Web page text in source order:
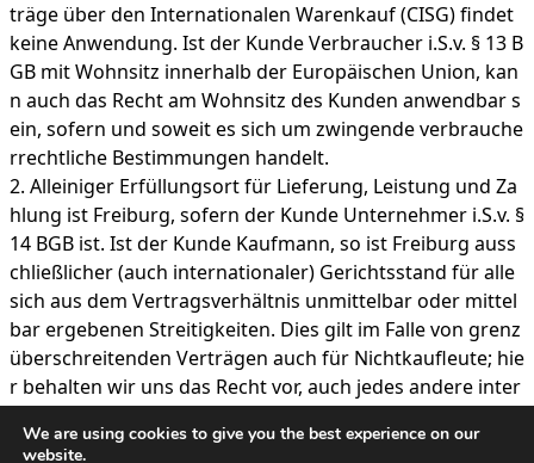
träge über den Internationalen Warenkauf (CISG) findet
keine Anwendung. Ist der Kunde Verbraucher i.S.v. § 13 B
GB mit Wohnsitz innerhalb der Europäischen Union, kan
n auch das Recht am Wohnsitz des Kunden anwendbar s
ein, sofern und soweit es sich um zwingende verbrauche
rrechtliche Bestimmungen handelt.
Alleiniger Erfüllungsort für Lieferung, Leistung und Za
hlung ist Freiburg, sofern der Kunde Unternehmer i.S.v. §
14 BGB ist. Ist der Kunde Kaufmann, so ist Freiburg auss
chließlicher (auch internationaler) Gerichtsstand für alle
sich aus dem Vertragsverhältnis unmittelbar oder mittel
bar ergebenen Streitigkeiten. Dies gilt im Falle von grenz
überschreitenden Verträgen auch für Nichtkaufleute; hie
r behalten wir uns das Recht vor, auch jedes andere inter
We are using cookies to give you the best experience on our
website.